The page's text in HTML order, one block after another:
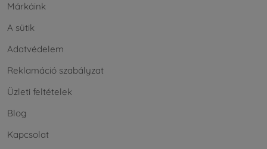
Márkáink
A sütik
Adatvédelem
Reklamáció szabályzat
Üzleti feltételek
Blog
Kapcsolat